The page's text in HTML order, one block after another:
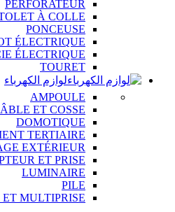
PERFORATEUR
À COLLE
PONCEUSE
ÉLECTRIQUE
ÉLECTRIQUE
TOURET
لوازم الكهرباء
AMPOULE
ET COSSE
DOMOTIQUE
TERTIAIRE
EXTÉRIEUR
ET PRISE
LUMINAIRE
PILE
MULTIPRISE